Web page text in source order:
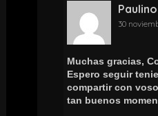
30
Muchas gracias,
Espero seguir
compartir con
tan buenos